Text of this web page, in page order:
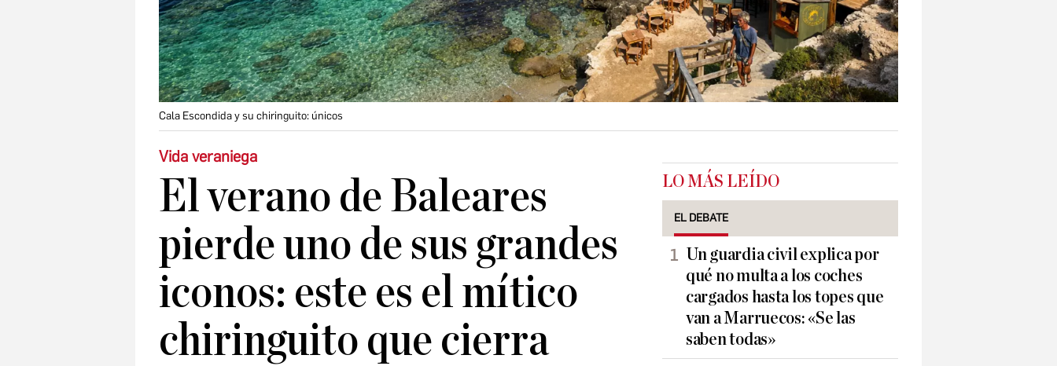
Cala Escondida y su chiringuito: únicos
Vida veraniega
El verano de Baleares
pierde uno de sus grandes
iconos: este es el mítico
chiringuito que cierra
LO MÁS LEÍDO
EL DEBATE
Un guardia civil explica por
qué no multa a los coches
cargados hasta los topes que
van a Marruecos: «Se las
saben todas»